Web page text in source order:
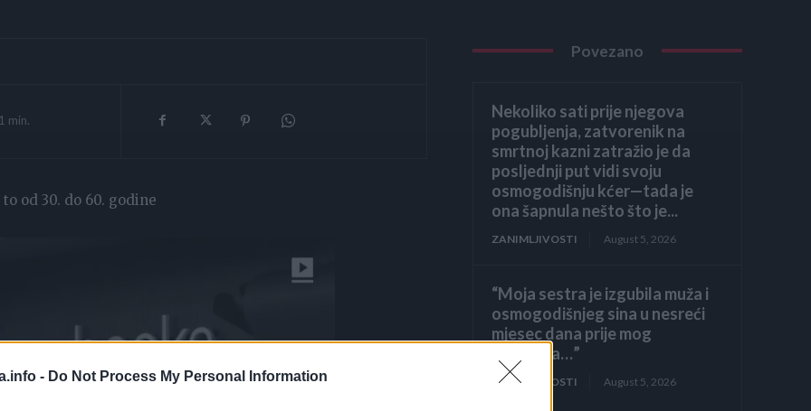
- Do Not Process My Personal Information
1 min.
od 30. do 60. godine
Povezano
Nekoliko sati prije njegova
pogubljenja, zatvorenik na
smrtnoj kazni zatražio je da
posljednji put vidi svoju
osmogodišnju kćer—tada je
ona šapnula nešto što je...
ZANIMLJIVOSTI August 5, 2026
“Moja sestra je izgubila muža i
osmogodišnjeg sina u nesreći
mjesec dana prije mog
vjenčanja…”
ZANIMLJIVOSTI August 5, 2026